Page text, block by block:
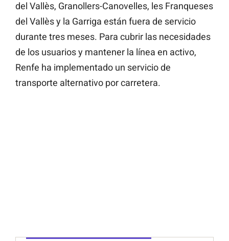
del Vallès, Granollers-Canovelles, les Franqueses
del Vallès y la Garriga están fuera de servicio
durante tres meses. Para cubrir las necesidades
de los usuarios y mantener la línea en activo,
Renfe ha implementado un servicio de
transporte alternativo por carretera.